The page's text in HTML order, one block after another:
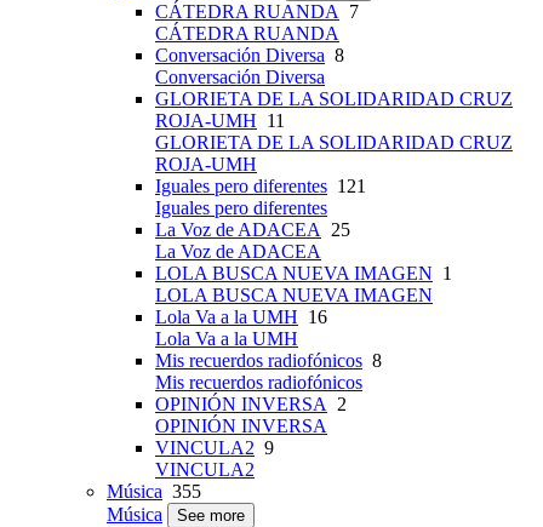
CÁTEDRA RUANDA
7
CÁTEDRA RUANDA
Conversación Diversa 8
Conversación Diversa
GLORIETA DE LA SOLIDARIDAD CRUZ
ROJA-UMH 11
GLORIETA DE LA SOLIDARIDAD CRUZ
ROJA-UMH
Iguales pero diferentes 121
Iguales pero diferentes
La Voz de ADACEA
25
La Voz de ADACEA
LOLA BUSCA NUEVA IMAGEN 1
LOLA BUSCA NUEVA IMAGEN
Lola Va a la UMH 16
Lola Va a la UMH
Mis recuerdos radiofónicos 8
Mis recuerdos radiofónicos
OPINIÓN INVERSA
2
OPINIÓN INVERSA
VINCULA2 9
VINCULA2
Música 355
Música
See more